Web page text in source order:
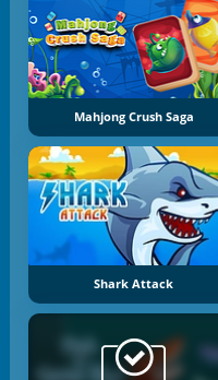
Mahjong Crush Saga
Shark Attack